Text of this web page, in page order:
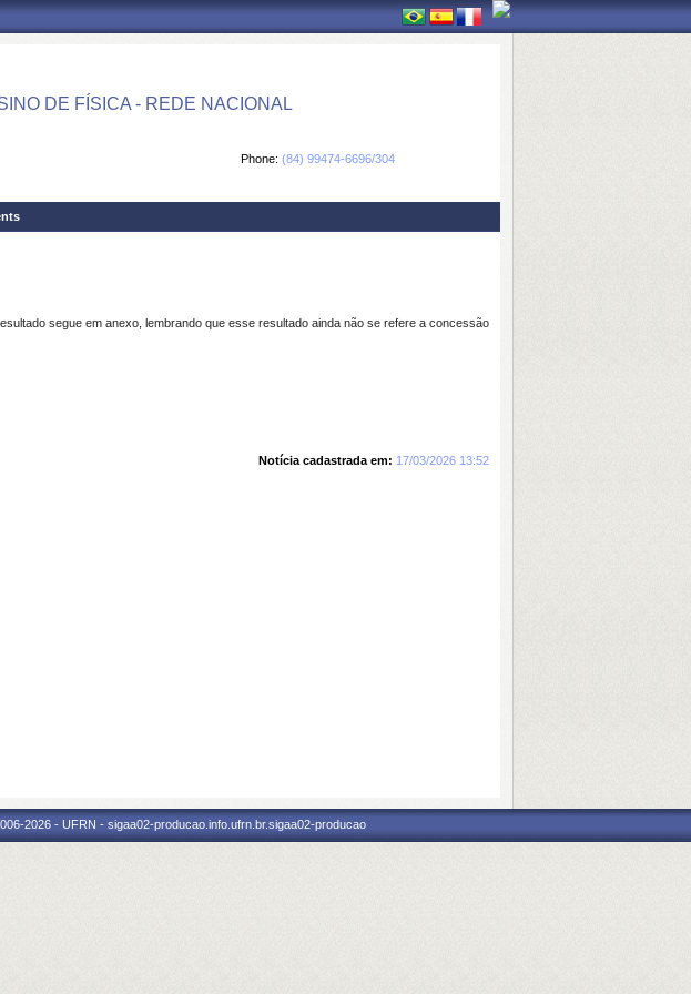
DE FÍSICA - REDE NACIONAL
Phone: (84) 99474-6696/304
segue em anexo, lembrando que esse resultado ainda não se refere a concessão
Notícia cadastrada em: 17/03/2026 13:52
2026 - UFRN - sigaa02-producao.info.ufrn.br.sigaa02-producao